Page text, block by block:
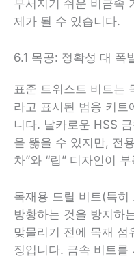
부서지기 쉬운 비금속
제가 될 수 있습니다.
6.1 목공: 정확성 대 폭
표준 트위스트 비트는
라고 표시된 범용 키트
니다. 날카로운 HSS
을 뚫을 수 있지만, 전
차”와 “립” 디자인이
목재용 드릴 비트(특
방황하는 것을 방지하
맞물리기 전에 목재 섬
징입니다. 금속 비트를